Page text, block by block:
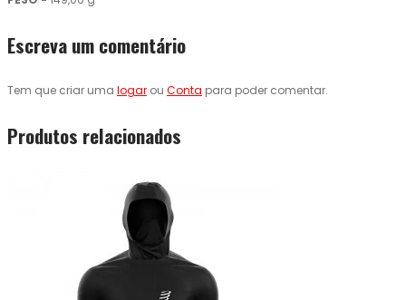
Escreva um comentário
Tem que criar uma logar ou Conta para poder comentar.
Produtos relacionados